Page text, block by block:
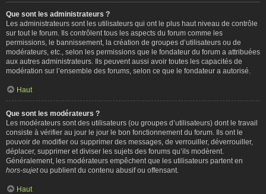
Que sont les administrateurs ?
Les administrateurs sont les utilisateurs qui ont le plus haut niveau de contrôle
sur tout le forum. Ils contrôlent tous les aspects du forum comme les
permissions, le bannissement, la création de groupes d’utilisateurs ou de
modérateurs, etc., selon les permissions que le fondateur du forum a attribuées
aux autres administrateurs. Ils peuvent aussi avoir toutes les capacités de
modération sur l’ensemble des forums, selon ce que le fondateur a autorisé.
Haut
Que sont les modérateurs ?
Les modérateurs sont des utilisateurs (ou groupes d’utilisateurs) dont le travail
consiste à vérifier au jour le jour le bon fonctionnement du forum. Ils ont le
pouvoir de modifier ou supprimer des messages, de verrouiller, déverrouiller,
déplacer, supprimer et diviser les sujets des forums qu’ils modèrent.
Généralement, les modérateurs empêchent que les utilisateurs partent en
hors-sujetou publient du contenu abusif ou offensant.
Haut